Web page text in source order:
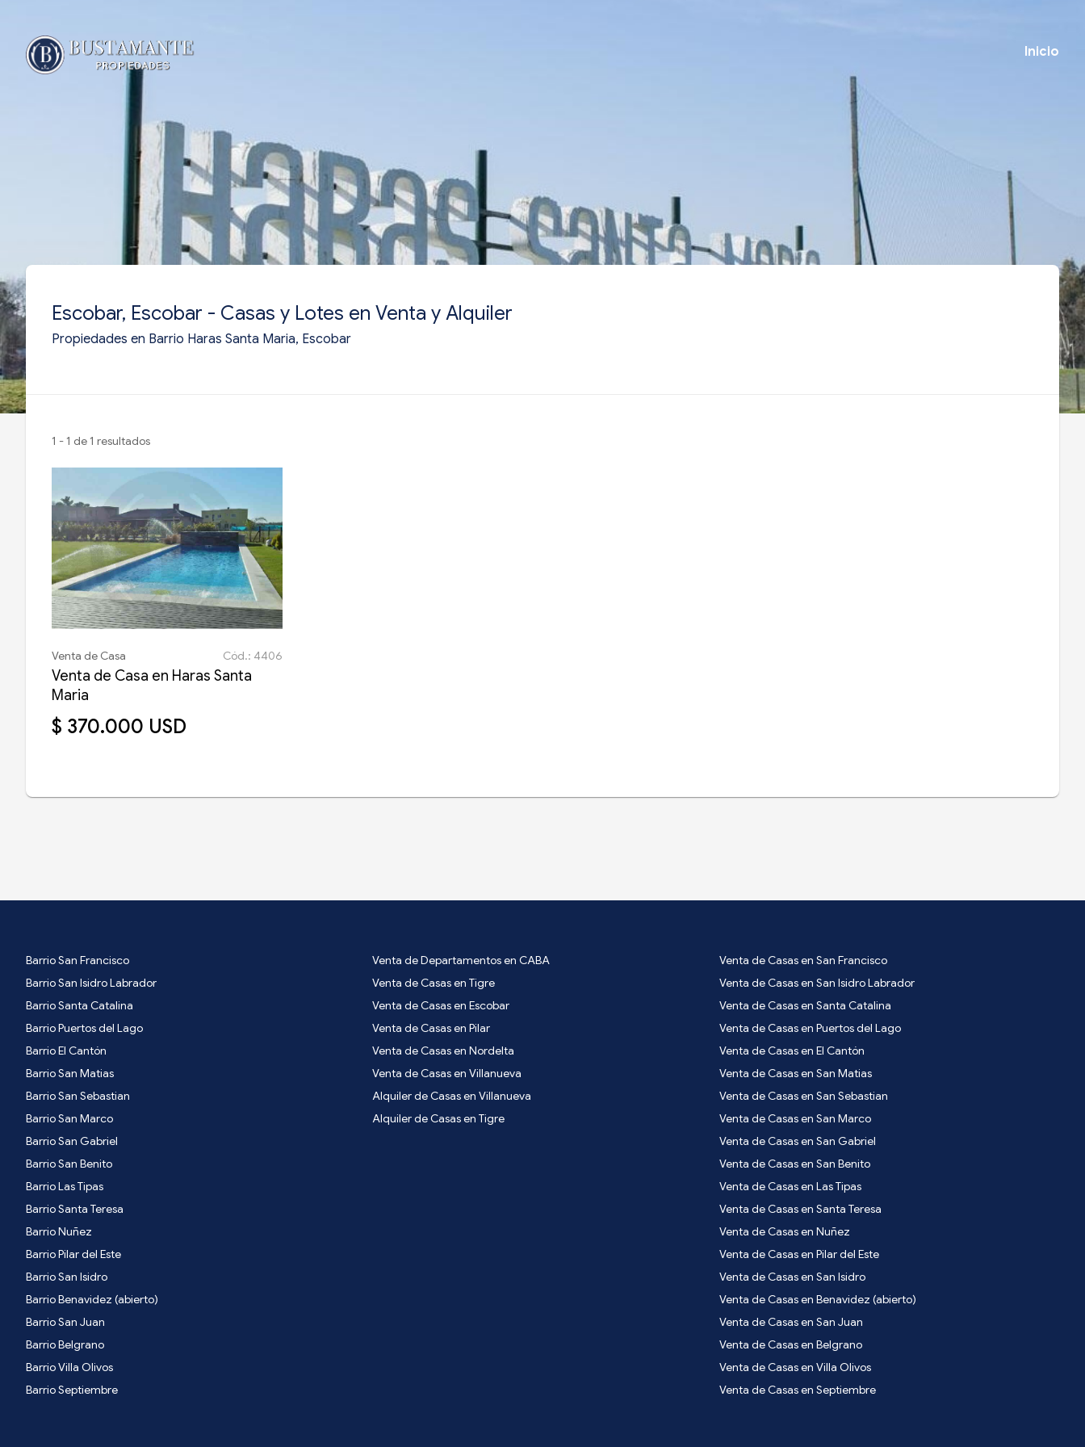
Inicio
Escobar, Escobar - Casas y Lotes en Venta y Alquiler
Propiedades en Barrio Haras Santa Maria, Escobar
1 - 1 de 1 resultados
Venta de Casa Cód.: 4406
Venta de Casa en Haras Santa
Maria
$ 370.000 USD
Barrio San Francisco
Barrio San Isidro Labrador
Barrio Santa Catalina
Barrio Puertos del Lago
Barrio El Cantón
Barrio San Matias
Barrio San Sebastian
Barrio San Marco
Barrio San Gabriel
Barrio San Benito
Barrio Las Tipas
Barrio Santa Teresa
Barrio Nuñez
Barrio Pilar del Este
Barrio San Isidro
Barrio Benavidez (abierto)
Barrio San Juan
Barrio Belgrano
Barrio Villa Olivos
Barrio Septiembre
Venta de Departamentos en CABA
Venta de Casas en Tigre
Venta de Casas en Escobar
Venta de Casas en Pilar
Venta de Casas en Nordelta
Venta de Casas en Villanueva
Alquiler de Casas en Villanueva
Alquiler de Casas en Tigre
Venta de Casas en San Francisco
Venta de Casas en San Isidro Labrador
Venta de Casas en Santa Catalina
Venta de Casas en Puertos del Lago
Venta de Casas en El Cantón
Venta de Casas en San Matias
Venta de Casas en San Sebastian
Venta de Casas en San Marco
Venta de Casas en San Gabriel
Venta de Casas en San Benito
Venta de Casas en Las Tipas
Venta de Casas en Santa Teresa
Venta de Casas en Nuñez
Venta de Casas en Pilar del Este
Venta de Casas en San Isidro
Venta de Casas en Benavidez (abierto)
Venta de Casas en San Juan
Venta de Casas en Belgrano
Venta de Casas en Villa Olivos
Venta de Casas en Septiembre